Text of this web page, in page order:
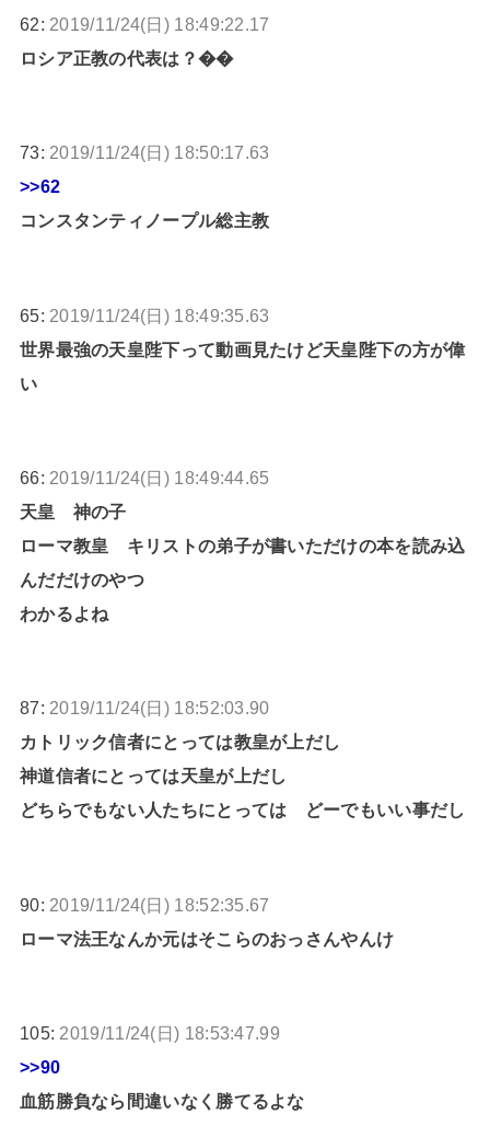
62: 2019/11/24(日) 18:49:22.17
ロシア正教の代表は？��
73: 2019/11/24(日) 18:50:17.63
>>62
コンスタンティノープル総主教
65: 2019/11/24(日) 18:49:35.63
世界最強の天皇陛下って動画見たけど天皇陛下の方が偉
い
66: 2019/11/24(日) 18:49:44.65
天皇 神の子
ローマ教皇 キリストの弟子が書いただけの本を読み込
んだだけのやつ
わかるよね
87: 2019/11/24(日) 18:52:03.90
カトリック信者にとっては教皇が上だし
神道信者にとっては天皇が上だし
どちらでもない人たちにとっては どーでもいい事だし
90: 2019/11/24(日) 18:52:35.67
ローマ法王なんか元はそこらのおっさんやんけ
105: 2019/11/24(日) 18:53:47.99
>>90
血筋勝負なら間違いなく勝てるよな